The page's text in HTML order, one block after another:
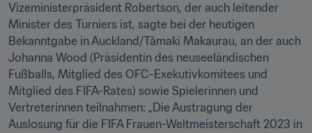
Vizeministerpräsident Robertson, der auch leitender
Minister des Turniers ist, sagte bei der heutigen
Bekanntgabe in Auckland/Tāmaki Makaurau, an der auch
Johanna Wood (Präsidentin des neuseeländischen
Fußballs, Mitglied des OFC-Exekutivkomitees und
Mitglied des FIFA-Rates) sowie Spielerinnen und
Vertreterinnen teilnahmen: „Die Austragung der
Auslosung für die FIFA Frauen-Weltmeisterschaft 2023 in